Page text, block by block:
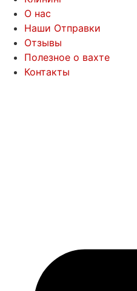
О нас
Наши Отправки
Отзывы
Полезное о вахте
Контакты